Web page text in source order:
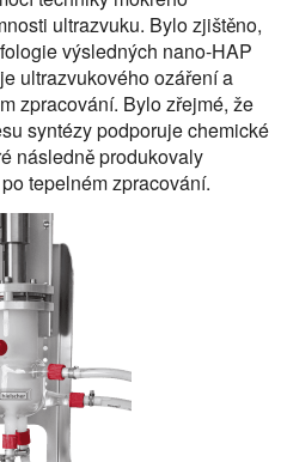
ultrazvuku. Bylo zjištěno,
výsledných nano-HAP
ultrazvukového ozáření a
zpracování. Bylo zřejmé, že
syntézy podporuje chemické
následně produkovaly
tepelném zpracování.